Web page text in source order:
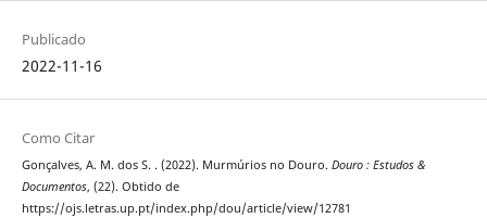
Publicado
2022-11-16
Como Citar
Gonçalves, A. M. dos S. . (2022). Murmúrios no Douro. Douro : Estudos &
Documentos, (22). Obtido de
https://ojs.letras.up.pt/index.php/dou/article/view/12781